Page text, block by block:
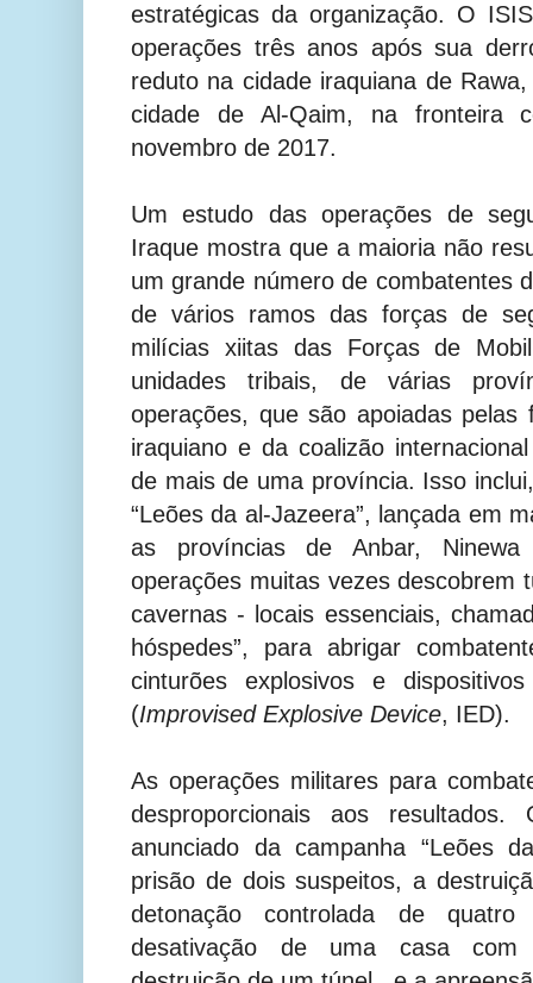
estratégicas da organização. O
operações três anos após sua
reduto na cidade iraquiana de
cidade de Al-Qaim, na
novembro de 2017.
Um estudo das operações de
Iraque mostra que a maioria não
um grande número de combatentes
de vários ramos das forças de
milícias xiitas das Forças de
unidades tribais, de várias
operações, que são apoiadas pelas
iraquiano e da coalizão
de mais de uma província. Isso
“Leões da al-Jazeera”, lançada em
as províncias de Anbar,
operações muitas vezes descobrem
cavernas - locais essenciais,
hóspedes”, para abrigar
cinturões explosivos e
(Improvised Explosive Device, IED).
As operações militares para
desproporcionais aos resultados.
anunciado da campanha “Leões
prisão de dois suspeitos, a
detonação controlada de
desativação de uma casa com